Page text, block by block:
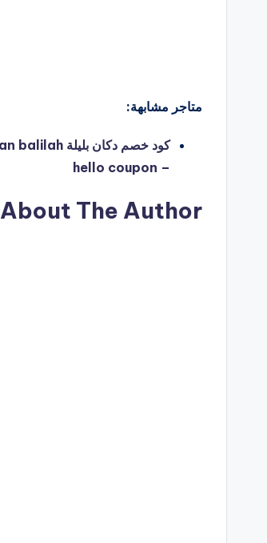
متاجر مشابهة:
– hello coupon
About The Author